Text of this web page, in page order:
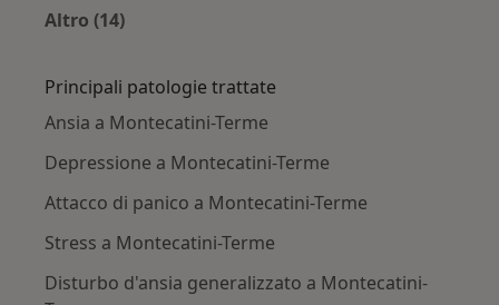
Altro (14)
Principali patologie trattate
Ansia a Montecatini-Terme
Depressione a Montecatini-Terme
Attacco di panico a Montecatini-Terme
Stress a Montecatini-Terme
Disturbo d'ansia generalizzato a Montecatini-